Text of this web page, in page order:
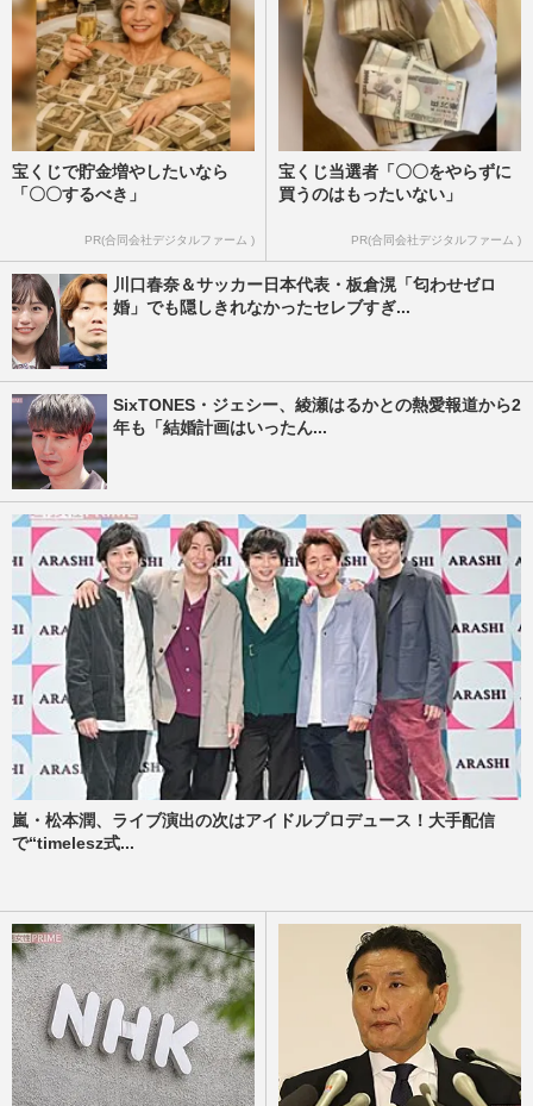
宝くじで貯金増やしたいなら
「〇〇するべき」
PR(合同会社デジタルファーム )
宝くじ当選者「〇〇をやらずに
買うのはもったいない」
PR(合同会社デジタルファーム )
川口春奈＆サッカー日本代表・板倉滉「匂わせゼロ
婚」でも隠しきれなかったセレブすぎ...
SixTONES・ジェシー、綾瀬はるかとの熱愛報道から2
年も「結婚計画はいったん...
嵐・松本潤、ライブ演出の次はアイドルプロデュース！大手配信
で“timelesz式...